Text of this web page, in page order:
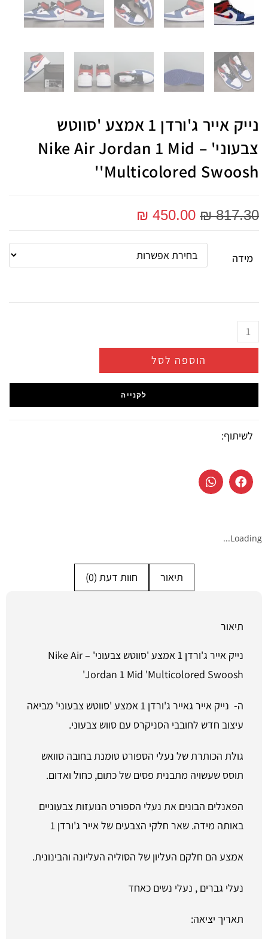
נייק אייר ג'ורדן 1 אמצע 'סווטש
צבעוני' – Nike Air Jordan 1 Mid
'Multicolored Swoosh'
₪817.30
₪ 450.00
מידה
הוספה לסל
לקנייה
לשיתוף:
Loading...
תיאור חוות דעת (0)
תיאור
נייק אייר ג'ורדן 1 אמצע 'סווטש צבעוני' – Nike Air
Jordan 1 Mid 'Multicolored Swoosh'
ה- נייק אייר גאייר ג'ורדן 1 אמצע 'סווטש צבעוני' מביאה
עיצוב חדש לחובבי הסניקרס עם סווש צבעוני.
גולת הכותרת של נעלי הספורט טומנת בחובה סוואש
תוסס שעשויה מתבנית פסים של כתום, כחול ואדום.
הפאנלים הבונים את נעלי הספורט הנועזות צבעוניים
באותה מידה. שאר חלקי הצבעים של אייר ג'ורדן 1
אמצע הם חלקם העליון של הסוליה העליונה והבינונית.
נעלי גברים , נעלי נשים כאחד
תאריך יציאה: